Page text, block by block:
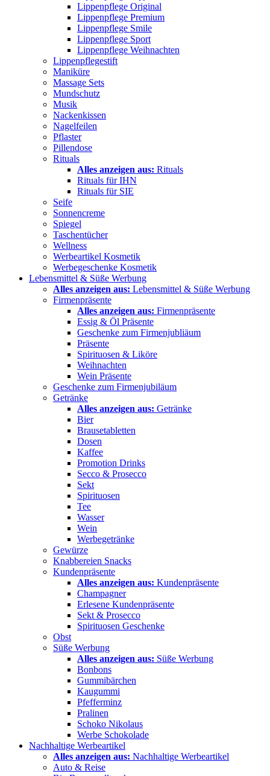
Lippenpflege Original
Lippenpflege Premium
Lippenpflege Smile
Lippenpflege Sport
Lippenpflege Weihnachten
Lippenpflegestift
Maniküre
Massage Sets
Mundschutz
Musik
Nackenkissen
Nagelfeilen
Pflaster
Pillendose
Rituals
Alles anzeigen aus: Rituals
Rituals für IHN
Rituals für SIE
Seife
Sonnencreme
Spiegel
Taschentücher
Wellness
Werbeartikel Kosmetik
Werbegeschenke Kosmetik
Lebensmittel & Süße Werbung
Alles anzeigen aus: Lebensmittel & Süße Werbung
Firmenpräsente
Alles anzeigen aus: Firmenpräsente
Essig & Öl Präsente
Geschenke zum Firmenjubliäum
Präsente
Spirituosen & Liköre
Weihnachten
Wein Präsente
Geschenke zum Firmenjubiläum
Getränke
Alles anzeigen aus: Getränke
Bier
Brausetabletten
Dosen
Kaffee
Promotion Drinks
Secco & Prosecco
Sekt
Spirituosen
Tee
Wasser
Wein
Werbegetränke
Gewürze
Knabbereien Snacks
Kundenpräsente
Alles anzeigen aus: Kundenpräsente
Champagner
Erlesene Kundenpräsente
Sekt & Prosecco
Spirituosen Geschenke
Obst
Süße Werbung
Alles anzeigen aus: Süße Werbung
Bonbons
Gummibärchen
Kaugummi
Pfefferminz
Pralinen
Schoko Nikolaus
Werbe Schokolade
Nachhaltige Werbeartikel
Alles anzeigen aus: Nachhaltige Werbeartikel
Auto & Reise